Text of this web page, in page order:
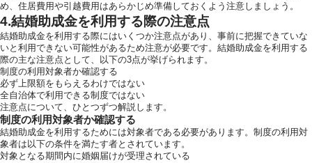
め、住居費用や引越費用はあらかじめ準備しておくよう注意しましょう。
4.結婚助成金を利用する際の注意点
結婚助成金を利用する際にはいくつか注意点があり、事前に把握できていな
いと利用できない可能性があるため注意が必要です。結婚助成金を利用する
際の主な注意点として、以下の3点が挙げられます。
制度の利用対象者か確認する
必ず上限額をもらえるわけではない
全自治体で利用できる制度ではない
注意点について、ひとつずつ解説します。
制度の利用対象者か確認する
結婚助成金を利用するためには対象者である必要があります。制度の利用対
象者は以下の条件を満たす者とされています。
対象となる期間内に婚姻届けが受理されている